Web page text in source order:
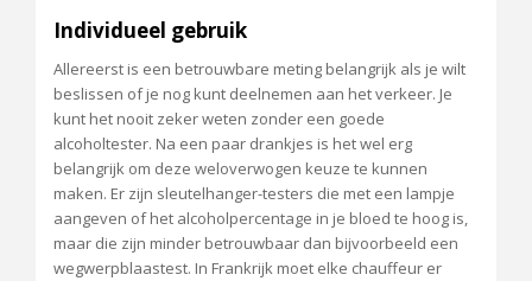
Individueel gebruik
Allereerst is een betrouwbare meting belangrijk als je wilt
beslissen of je nog kunt deelnemen aan het verkeer. Je
kunt het nooit zeker weten zonder een goede
alcoholtester. Na een paar drankjes is het wel erg
belangrijk om deze weloverwogen keuze te kunnen
maken. Er zijn sleutelhanger-testers die met een lampje
aangeven of het alcoholpercentage in je bloed te hoog is,
maar die zijn minder betrouwbaar dan bijvoorbeeld een
wegwerpblaastest. In Frankrijk moet elke chauffeur er